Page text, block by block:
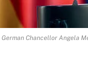
German Chancellor Angela